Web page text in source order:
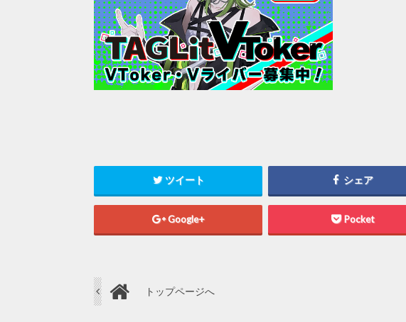
ツイート シェア
Google+ Pocket
トップページへ